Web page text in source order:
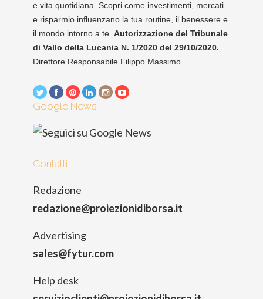
e vita quotidiana. Scopri come investimenti, mercati
e risparmio influenzano la tua routine, il benessere e
il mondo intorno a te. Autorizzazione del Tribunale
di Vallo della Lucania N. 1/2020 del 29/10/2020.
Direttore Responsabile Filippo Massimo
Google News
Contatti
Redazione
redazione@proiezionidiborsa.it
Advertising
sales@fytur.com
Help desk